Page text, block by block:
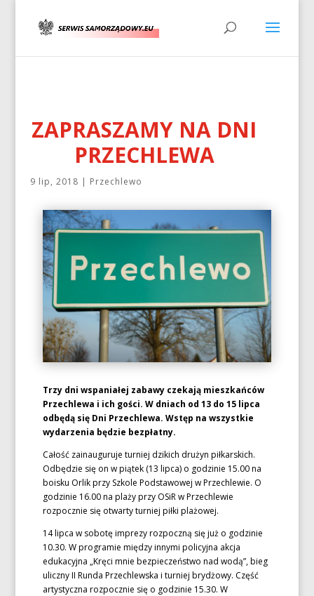
ZAPRASZAMY NA DNI
PRZECHLEWA
9 lip, 2018 | Przechlewo
Trzy dni wspaniałej zabawy czekają mieszkańców
Przechlewa i ich gości. W dniach od 13 do 15 lipca
odbędą się Dni Przechlewa. Wstęp na wszystkie
wydarzenia będzie bezpłatny.
Całość zainauguruje turniej dzikich drużyn piłkarskich.
Odbędzie się on w piątek (13 lipca) o godzinie 15.00 na
boisku Orlik przy Szkole Podstawowej w Przechlewie. O
godzinie 16.00 na plaży przy OSiR w Przechlewie
rozpocznie się otwarty turniej piłki plażowej.
14 lipca w sobotę imprezy rozpoczną się już o godzinie
10.30. W programie między innymi policyjna akcja
edukacyjna „Kręci mnie bezpieczeństwo nad wodą”, bieg
uliczny II Runda Przechlewska i turniej brydżowy. Część
artystyczna rozpocznie się o godzinie 15.30. W